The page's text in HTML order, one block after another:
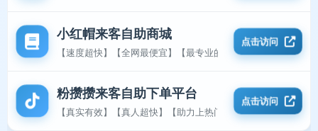
小红帽来客自助商城
【速度超快】【全网最便宜】【最专业的平台】
点击访问
粉攒攒来客自助下单平台
【真实有效】【真人超快】【助力上热门】
点击访问